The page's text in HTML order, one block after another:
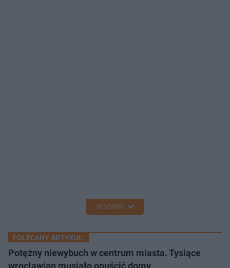
ROZWIŃ
POLECANY ARTYKUŁ:
Potężny niewybuch w centrum miasta. Tysiące
wrocławian musiało opuścić domy